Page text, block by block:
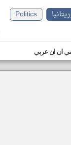
Politics
ان ان عربي